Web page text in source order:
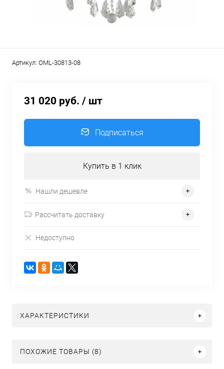
Артикул: OML-30813-08
31 020 руб. / шт
Подписаться
Купить в 1 клик
Нашли дешевле
Рассчитать доставку
Недоступно
ХАРАКТЕРИСТИКИ
ПОХОЖИЕ ТОВАРЫ (8)